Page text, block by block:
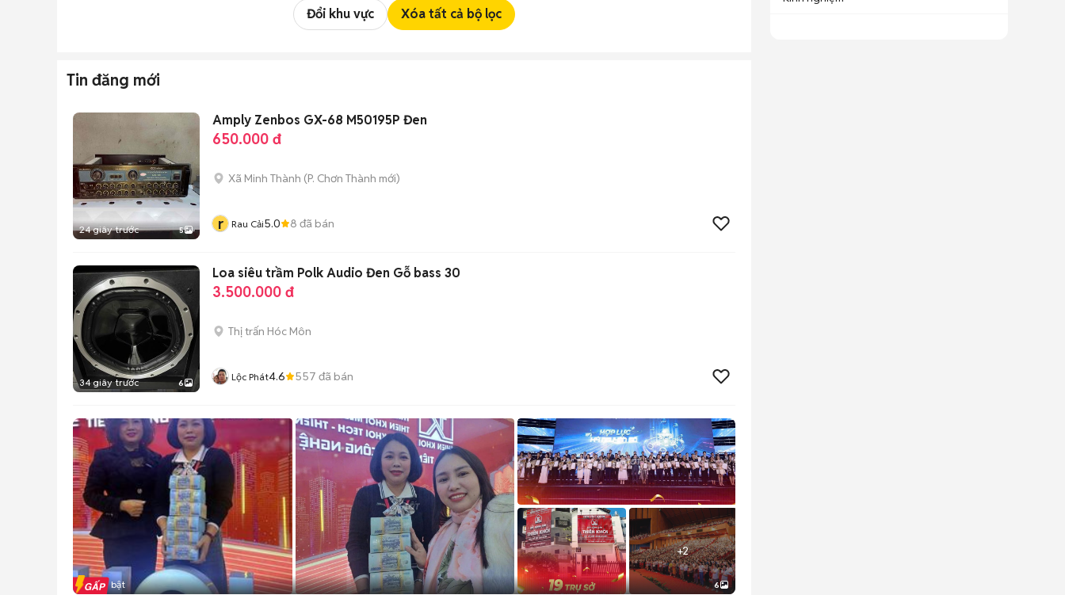
Đổi khu vực Xóa tất cả bộ lọc
Tin đăng mới
24 giây trước 5
Amply Zenbos GX-68 M50195P Đen
650.000 đ
Xã Minh Thành (P. Chơn Thành mới)
r Rau Cải5.0 8 đã bán
34 giây trước 6
Loa siêu trầm Polk Audio Đen Gỗ bass 30
3.500.000 đ
Thị trấn Hóc Môn
Lộc Phát4.6 557 đã bán
+2
Tin nổi bật 6